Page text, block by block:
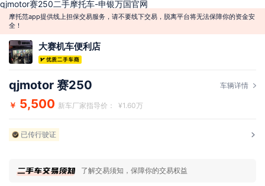
qjmotor赛250二手摩托车-申银万国官网
摩托范app提供线上担保交易服务，请不要线下交易，脱离平台将无法保障你的资金安
全！
大赛机车便利店
qjmotor 赛250 车辆详情
￥ 5,500 新车厂家指导价： ¥1.60万
已传行驶证
了解交易须知，保障你的交易权益